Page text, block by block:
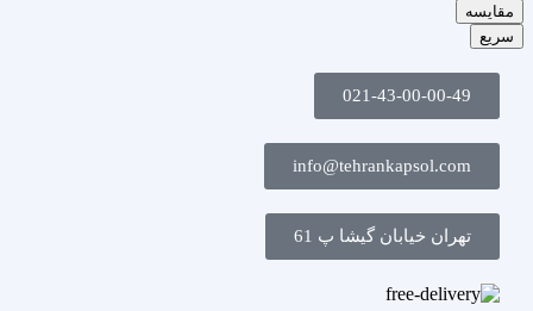
مقایسه
سریع
021-43-00-00-49
info@tehrankapsol.com
تهران خیابان گیشا پ 61